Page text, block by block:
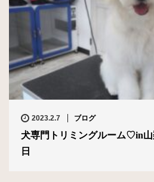
2023.2.7 ブログ
犬専門トリミングルーム♡in山
日